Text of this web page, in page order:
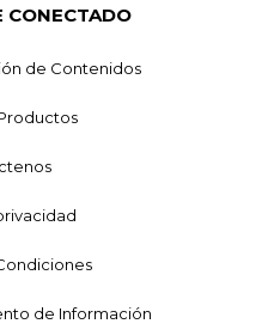
CONECTADO
de Contenidos
de Información